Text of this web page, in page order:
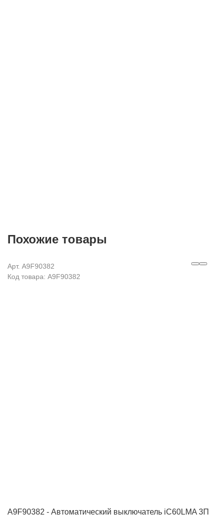
Похожие товары
Арт. A9F90382
Код товара: A9F90382
A9F90382 - Автоматический выключатель iC60LMA 3П